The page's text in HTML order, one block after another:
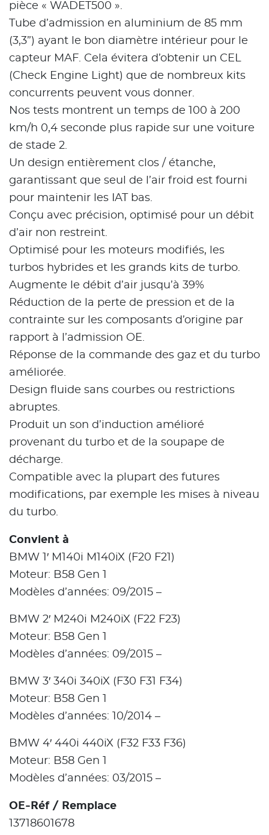
pièce « WADET500 ».
Tube d’admission en aluminium de 85 mm
(3,3”) ayant le bon diamètre intérieur pour le
capteur MAF. Cela évitera d’obtenir un CEL
(Check Engine Light) que de nombreux kits
concurrents peuvent vous donner.
Nos tests montrent un temps de 100 à 200
km/h 0,4 seconde plus rapide sur une voiture
de stade 2.
Un design entièrement clos / étanche,
garantissant que seul de l’air froid est fourni
pour maintenir les IAT bas.
Conçu avec précision, optimisé pour un débit
d’air non restreint.
Optimisé pour les moteurs modifiés, les
turbos hybrides et les grands kits de turbo.
Augmente le débit d’air jusqu’à 39%
Réduction de la perte de pression et de la
contrainte sur les composants d’origine par
rapport à l’admission OE.
Réponse de la commande des gaz et du turbo
améliorée.
Design fluide sans courbes ou restrictions
abruptes.
Produit un son d’induction amélioré
provenant du turbo et de la soupape de
décharge.
Compatible avec la plupart des futures
modifications, par exemple les mises à niveau
du turbo.
Convient à
BMW 1′ M140i M140iX (F20 F21)
Moteur: B58 Gen 1
Modèles d’années: 09/2015 –
BMW 2′ M240i M240iX (F22 F23)
Moteur: B58 Gen 1
Modèles d’années: 09/2015 –
BMW 3′ 340i 340iX (F30 F31 F34)
Moteur: B58 Gen 1
Modèles d’années: 10/2014 –
BMW 4′ 440i 440iX (F32 F33 F36)
Moteur: B58 Gen 1
Modèles d’années: 03/2015 –
OE-Réf / Remplace
13718601678